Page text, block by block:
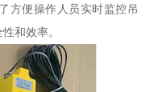
方便操作人员实时监控吊
和效率。